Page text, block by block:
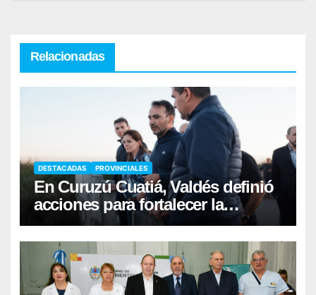
Relacionadas
DESTACADAS PROVINCIALES
En Curuzú Cuatiá, Valdés definió
acciones para fortalecer la
infraestructura hídrica